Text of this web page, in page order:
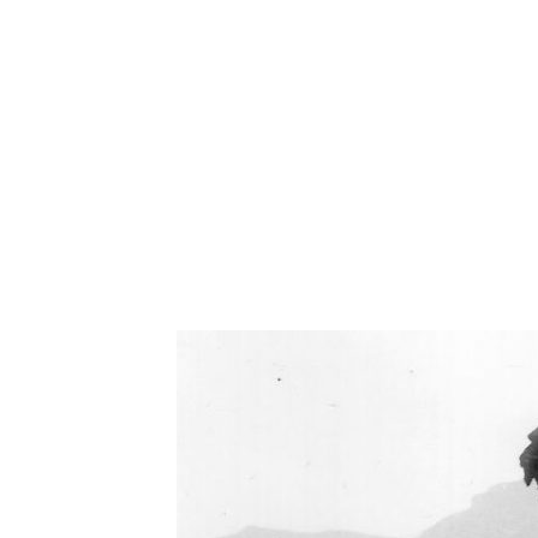
Zorki